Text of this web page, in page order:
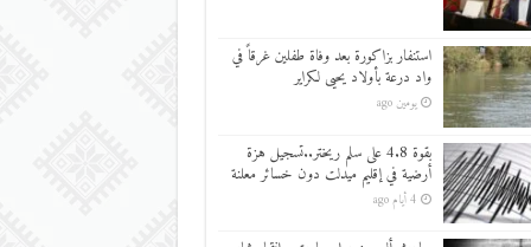
استنفار بزاكورة بعد وفاة طفلين غرقاً في
واد درعة بأولاد يحيى لكراير
يومين ago
بقوة 4.8 على سلم ريختر..تسجيل هزة
أرضية في إقليم ميدلت دون خسائر معلنة
4 أيام ago